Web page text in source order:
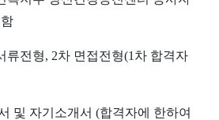
류전형, 2차 면접전형(1차 합격자
및 자기소개서 (합격자에 한하여